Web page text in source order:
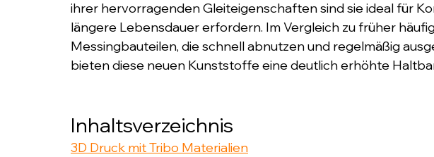
ihrer hervorragenden Gleiteigenschaften sind sie ideal für
längere Lebensdauer erfordern. Im Vergleich zu früher
Messingbauteilen, die schnell abnutzen und regelmäßig
bieten diese neuen Kunststoffe eine deutlich erhöhte
Inhaltsverzeichnis
3D Druck mit Tribo Materialien